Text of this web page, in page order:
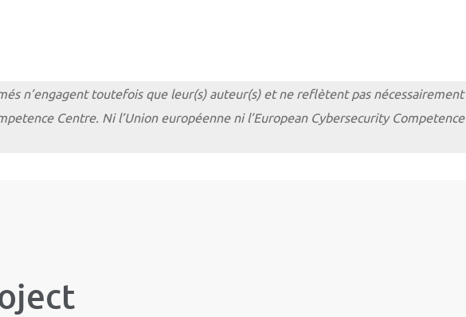
n’engagent toutefois que leur(s) auteur(s) et ne reflètent pas nécessairement
Centre. Ni l’Union européenne ni l’European Cybersecurity Competence